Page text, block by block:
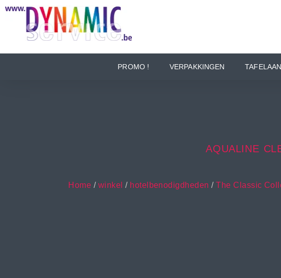
PROMO ! VERPAKKINGEN
AQUALINE
Home / winkel / hotelbenodigdheden /The Classic